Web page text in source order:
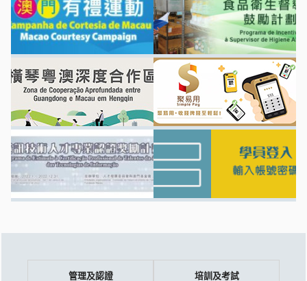
管理及認證
培訓及考試